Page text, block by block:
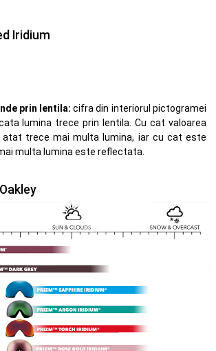
Iridium
prin lentila: cifra din interiorul pictogramei
lumina trece prin lentila. Cu cat valoarea
trece mai multa lumina, iar cu cat este
multa lumina este reflectata.